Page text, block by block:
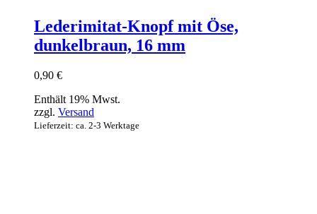
Lederimitat-Knopf mit Öse,
dunkelbraun, 16 mm
0,90 €
Enthält 19% Mwst.
zzgl. Versand
Lieferzeit: ca. 2-3 Werktage